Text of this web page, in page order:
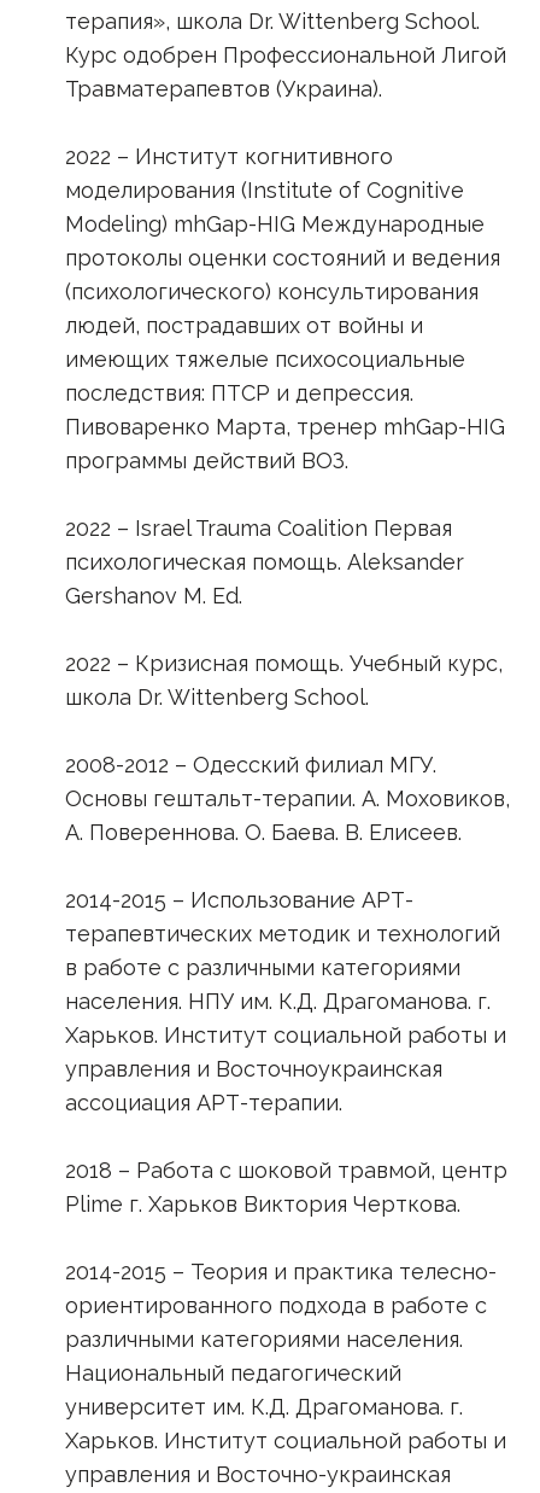
терапия», школа Dr. Wittenberg School.
Курс одобрен Профессиональной Лигой
Травматерапевтов (Украина).
2022 – Институт когнитивного
моделирования (Institute of Cognitive
Modeling) mhGap-HIG Международные
протоколы оценки состояний и ведения
(психологического) консультирования
людей, пострадавших от войны и
имеющих тяжелые психосоциальные
последствия: ПТСР и депрессия.
Пивоваренко Марта, тренер mhGap-HIG
программы действий ВОЗ.
2022 – Israel Trauma Coalition Первая
психологическая помощь. Aleksander
Gershanov M. Ed.
2022 – Кризисная помощь. Учебный курс,
школа Dr. Wittenberg School.
2008-2012 – Одесский филиал МГУ.
Основы гештальт-терапии. А. Моховиков,
А. Повереннова. О. Баева. В. Елисеев.
2014-2015 – Использование АРТ-
терапевтических методик и технологий
в работе с различными категориями
населения. НПУ им. К.Д. Драгоманова. г.
Харьков. Институт социальной работы и
управления и Восточноукраинская
ассоциация АРТ-терапии.
2018 – Работа с шоковой травмой, центр
Plime г. Харьков Виктория Черткова.
2014-2015 – Теория и практика телесно-
ориентированного подхода в работе с
различными категориями населения.
Национальный педагогический
университет им. К.Д. Драгоманова. г.
Харьков. Институт социальной работы и
управления и Восточно-украинская